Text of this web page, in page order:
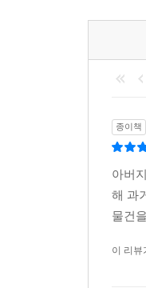
종이책
아버
해 과
물건
이 리뷰